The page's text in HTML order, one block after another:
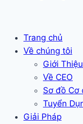
Trang chủ
Về chúng tôi
Giới
Về CEO
Sơ đồ Cơ
Tuyển
Giải Pháp